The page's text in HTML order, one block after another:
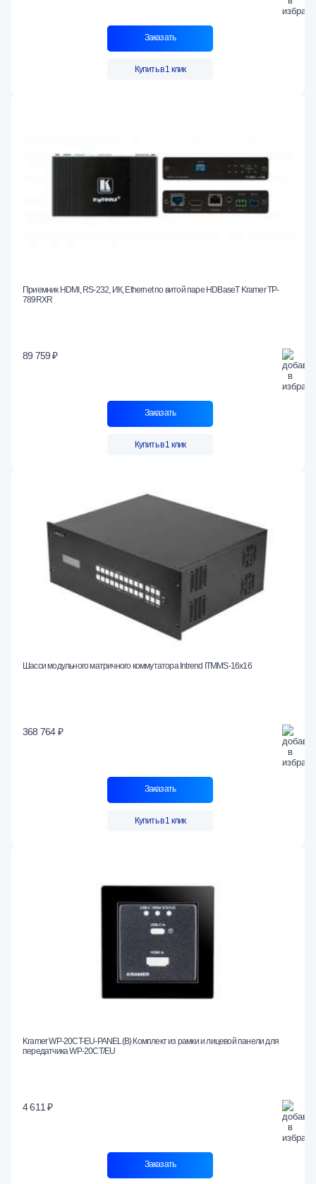
Заказать
Купить в 1 клик
Приемник HDMI, RS-232, ИК, Ethernet по витой паре HDBaseT Kramer TP-
789RXR
89 759 ₽
Заказать
Купить в 1 клик
Шасси модульного матричного коммутатора Intrend ITMMS-16x16
368 764 ₽
Заказать
Купить в 1 клик
Kramer WP-20CT-EU-PANEL(B) Комплект из рамки и лицевой панели для
передатчика WP-20CT/EU
4 611 ₽
Заказать